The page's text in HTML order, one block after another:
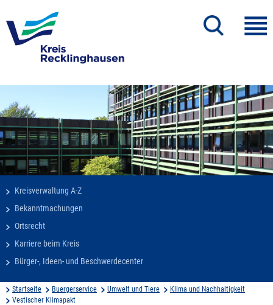
Kreisverwaltung A-Z
Bekanntmachungen
Ortsrecht
Karriere beim Kreis
Bürger-, Ideen- und Beschwerdecenter
Startseite Buergerservice Umwelt und Tiere
Klima und Nachhaltigkeit
Vestischer Klimapakt